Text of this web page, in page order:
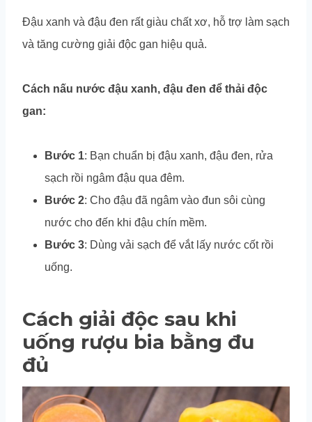
Đậu xanh và đậu đen rất giàu chất xơ, hỗ trợ làm sạch
và tăng cường giải độc gan hiệu quả.
Cách nấu nước đậu xanh, đậu đen để thải độc
gan:
Bước 1: Bạn chuẩn bị đậu xanh, đậu đen, rửa
sạch rồi ngâm đậu qua đêm.
Bước 2: Cho đậu đã ngâm vào đun sôi cùng
nước cho đến khi đậu chín mềm.
Bước 3: Dùng vải sạch để vắt lấy nước cốt rồi
uống.
Cách giải độc sau khi
uống rượu bia bằng đu
đủ